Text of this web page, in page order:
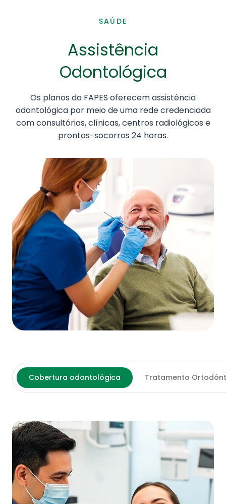
SAÚDE
Assistência
Odontológica
Os planos da FAPES oferecem assistência
odontológica por meio de uma rede credenciada
com consultórios, clínicas, centros radiológicos e
prontos-socorros 24 horas.
Cobertura odontológica Tratamento